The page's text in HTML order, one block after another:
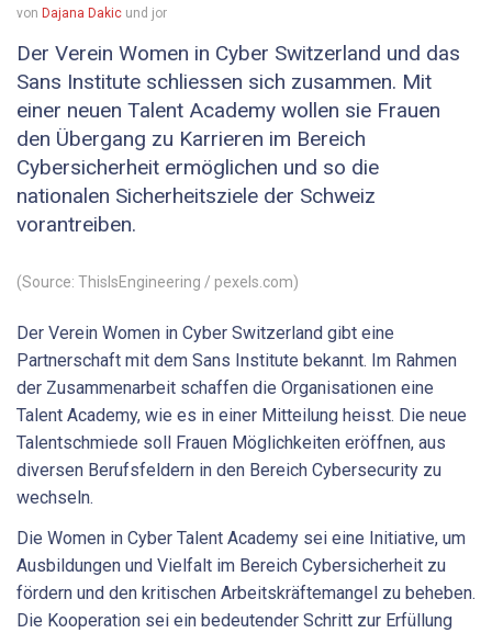
von Dajana Dakic und jor
Der Verein Women in Cyber Switzerland und das
Sans Institute schliessen sich zusammen. Mit
einer neuen Talent Academy wollen sie Frauen
den Übergang zu Karrieren im Bereich
Cybersicherheit ermöglichen und so die
nationalen Sicherheitsziele der Schweiz
vorantreiben.
(Source: ThisIsEngineering / pexels.com)
Der Verein Women in Cyber Switzerland gibt eine
Partnerschaft mit dem Sans Institute bekannt. Im Rahmen
der Zusammenarbeit schaffen die Organisationen eine
Talent Academy, wie es in einer Mitteilung heisst. Die neue
Talentschmiede soll Frauen Möglichkeiten eröffnen, aus
diversen Berufsfeldern in den Bereich Cybersecurity zu
wechseln.
Die Women in Cyber Talent Academy sei eine Initiative, um
Ausbildungen und Vielfalt im Bereich Cybersicherheit zu
fördern und den kritischen Arbeitskräftemangel zu beheben.
Die Kooperation sei ein bedeutender Schritt zur Erfüllung